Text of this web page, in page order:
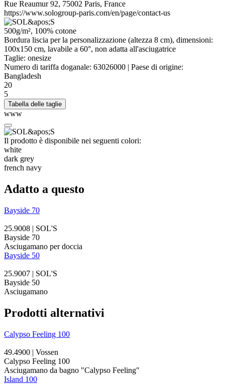
Rue Reaumur 92, 75002 Paris, France
https://www.sologroup-paris.com/en/page/contact-us
500g/m², 100% cotone
Bordura liscia per la personalizzazione (altezza 8 cm), dimensioni:
100x150 cm, lavabile a 60°, non adatta all'asciugatrice
Taglie: onesize
Numero di tariffa doganale: 63026000 | Paese di origine:
Bangladesh
20
5
Tabella delle taglie
www
Il prodotto è disponibile nei seguenti colori:
white
dark grey
french navy
Adatto a questo
Bayside 70
25.9008 | SOL'S
Bayside 70
Asciugamano per doccia
Bayside 50
25.9007 | SOL'S
Bayside 50
Asciugamano
Prodotti alternativi
Calypso Feeling 100
49.4900 | Vossen
Calypso Feeling 100
Asciugamano da bagno "Calypso Feeling"
Island 100